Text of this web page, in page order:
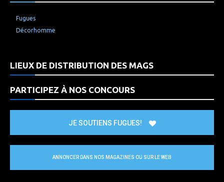
Fugues
Décorhomme
LIEUX DE DISTRIBUTION DES MAGS
PARTICIPEZ À NOS CONCOURS
JE SOUTIENS FUGUES!
ANNONCER DANS NOS MAGAZINES OU SUR LE WEB